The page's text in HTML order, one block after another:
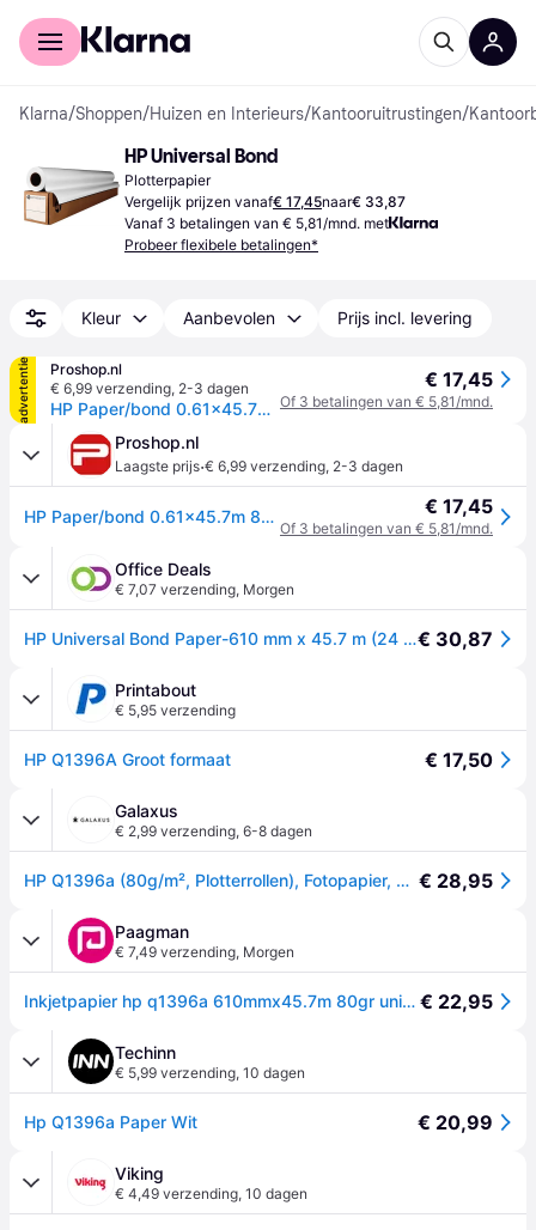
Voor shoppers
Klarna/Shoppen/Huizen en Interieurs/Kantooruitrustingen/
HP Universal Bond
Plotterpapier
Vergelijk prijzen vanaf€ 17,45naar€ 33,87
Vanaf 3 betalingen van € 5,81/mnd. met
Probeer flexibele betalingen*
Kleur Aanbevolen Prijs incl. levering
advertentie
Proshop.nl
€ 6,99 verzending, 2-3 dagen
HP Paper/bond 0.61x45.7m 80g m2 F DnJ
€ 17,45
Of 3 betalingen van € 5,81/mnd.
Proshop.nl
Laagste prijs·€ 6,99 verzending, 2-3 dagen
HP Paper/bond 0.61x45.7m 80g m2 F DnJ € 17,45
Of 3 betalingen van € 5,81/mnd.
Office Deals
€ 7,07 verzending, Morgen
HP Universal Bond Paper-610 mm x 45.7 m (24 in x 150 ft) papier voor inkjetprinter Mat (Q1396A)€ 30,87
Printabout
€ 5,95 verzending
HP Q1396A Groot formaat € 17,50
Galaxus
€ 2,99 verzending, 6-8 dagen
HP Q1396a (80g/m², Plotterrollen), Fotopapier, Wit € 28,95
Paagman
€ 7,49 verzending, Morgen
Inkjetpapier hp q1396a 610mmx45.7m 80gr universal Bond € 22,95
Techinn
€ 5,99 verzending, 10 dagen
Hp Q1396a Paper Wit € 20,99
Viking
€ 4,49 verzending, 10 dagen